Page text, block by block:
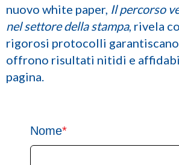
nuovo white paper, Il percorso
nel settore della stampa, rivela
rigorosi protocolli
offrono risultati nitidi e
pagina.
Nome*